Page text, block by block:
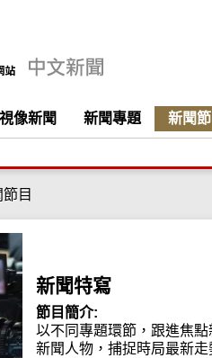
視像新聞 新聞專題 新聞節
目
新聞特寫
節目簡介:
以不同專題環節，跟進焦
新聞人物，捕捉時局最新走